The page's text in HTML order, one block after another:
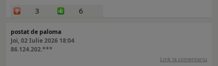
3
6
postat de paloma
Joi, 02 Iulie 2026 18:04
86.124.202.***
Link la comentariu